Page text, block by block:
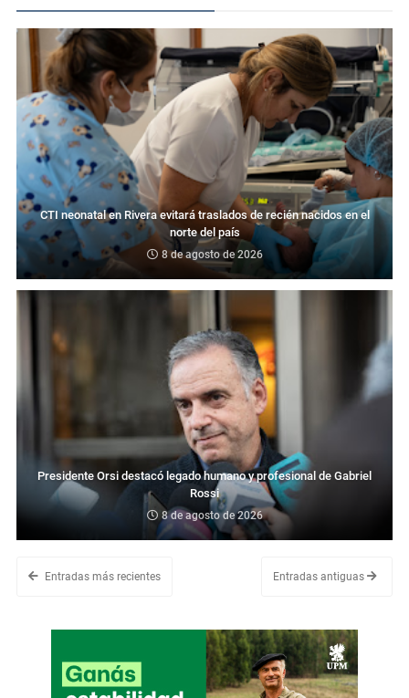
CTI neonatal en Rivera evitará traslados de recién nacidos en el
norte del país
8 de agosto de 2026
Presidente Orsi destacó legado humano y profesional de Gabriel
Rossi
8 de agosto de 2026
Entradas más recientes Entradas antiguas